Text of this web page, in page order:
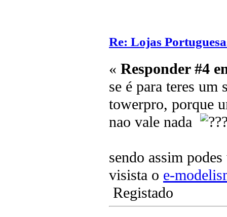
Re: Lojas
« Responder #4
se é para teres um
towerpro, porque
nao vale nada
sendo assim
visista o e-
Registado